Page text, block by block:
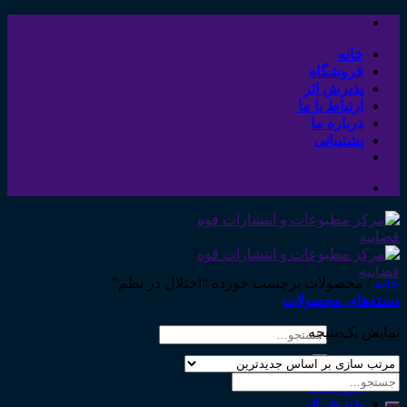
Skip
contentخانه
فروشگاه
پذیرش اثر
ارتباط با ما
درباره ما
پشتیبانی
جستجو
خانه
فروشگاه
پذیرش اثر
خانه /محصولات برچسب خورده “اختلال در نظم”
دسته‌های محصولات
نمایش یک نتیجه
جستجو